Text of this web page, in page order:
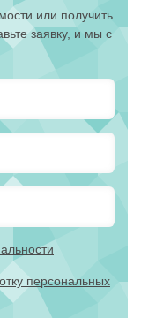
или получить
заявку, и мы с
персональных